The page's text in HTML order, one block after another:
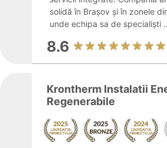
solidă în Brașov și în zonele
unde echipa sa de specialiști
8.6
Krontherm Instalatii
Regenerabile